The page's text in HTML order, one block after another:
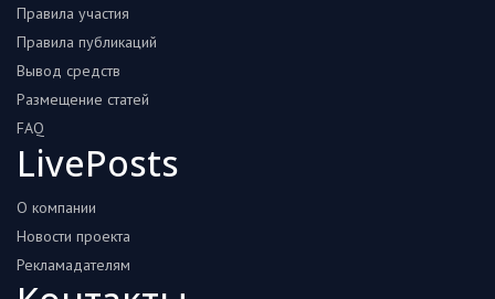
Правила участия
Правила публикаций
Вывод средств
Размещение статей
FAQ
LivePosts
О компании
Новости проекта
Рекламадателям